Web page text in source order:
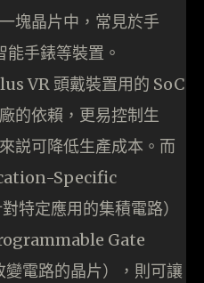
塊晶片中，常見於手
手錶等裝置。
VR 頭戴裝置用的 SoC
的依賴，更易控制生
説可降低生產成本。而
Specific
定應用的集積電路）
Gate
電路的晶片），則可讓